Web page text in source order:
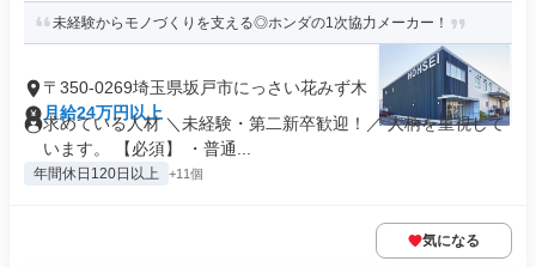
未経験からモノづくりを支える◎ホンダの1次協力メーカー！
〒350-0269埼玉県坂戸市にっさい花みず木
月給24万円以上
求めている人材 ＼未経験・第二新卒歓迎！／ 人柄を重視して
います。 【必須】 ・普通...
年間休日120日以上 +11個
気になる